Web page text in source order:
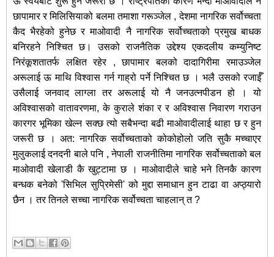
छापामार र मिलिसियाको बलमा तमाशा गरूञ्जेल , देशमा नागरिक सर्वोच्चता
कैद भैरहेको हुनेछ र माओवादी नै नागरिक सर्वोच्चताको प्रमुख बाधक
बनिरहने निश्चित छ। उसको राजनैतिक उद्देश्य एकदलीय कम्युनिष्ट
निरंकूशतातर्फ लक्षित रहेर , छापामार बलको दादागिरीमा रमाउञ्जेल
अरूलाई ऊ माथि विश्वास गर्न गाह्रो पर्ने निश्चित छ । भलै उसको रजाईँ
उसैलाई जनवाद लाग्ला तर अरूलाई यो नै जनउत्नपीडन हो । यो
अविश्वासको वातावरणमा, के कुराले शंका र र अविश्वास निवारण गराउन
कारगर भूमिका खेल्न सक्छ त्यो सबैभन्दा बढी माओवादीलाई थाहा छ र हुन
जरूरी छ । अत: नागरिक सर्वोच्चताको कोकोहोलो जति सुकै मच्चाएर
मुलुकलाई दनदनी बाले पनि , नेपाली राजनीतिमा नागरिक सर्वोच्चताको बल
माओवादी खेलाडी कै खुट्टामा छ । माओवादीले चाहे भने तिनकै कारण
बन्धक बनेको 'सिभिल सुप्रिमेसी' को मुद्दा समाधान हुन टाढा वा अप्ठ्यारो
छैन । तर तिनले सच्चा नागरिक सर्वोच्चता चाहलान् त ?